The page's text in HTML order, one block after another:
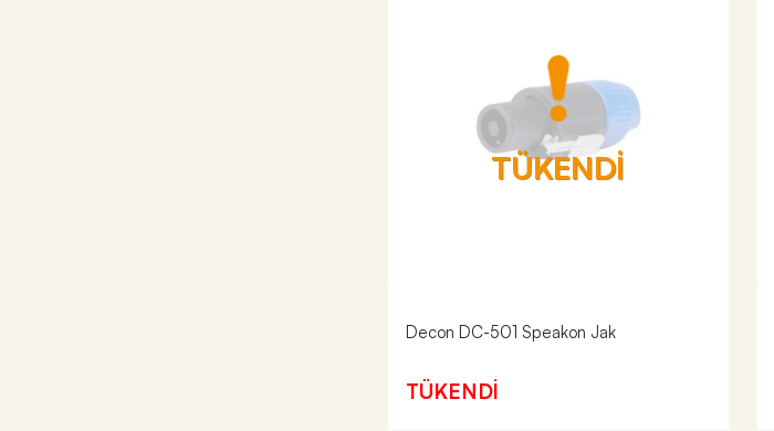
TÜKENDİ
Decon DC-501 Speakon Jak
TÜKENDİ